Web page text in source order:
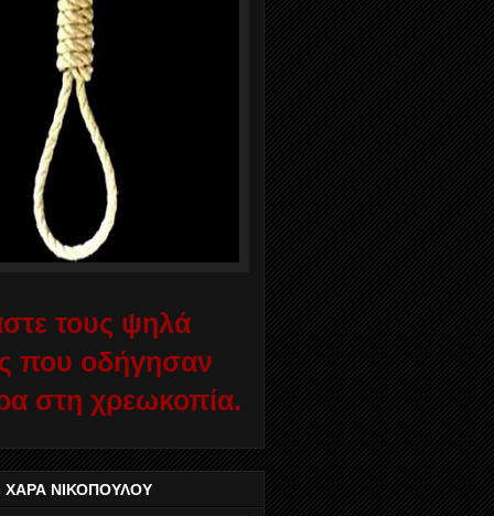
τους ψηλά
που οδήγησαν
στη χρεωκοπία.
ΧΑΡΑ ΝΙΚΟΠΟΥΛΟΥ